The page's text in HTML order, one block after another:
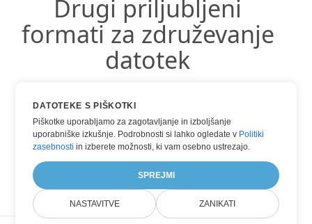
Drugi priljubljeni
formati za združevanje
datotek
Uporabite lahko druge priljubljene formate:
DOC INTO PDF
DATOTEKE S PIŠKOTKI
Piškotke uporabljamo za zagotavljanje in izboljšanje
uporabniške izkušnje. Podrobnosti si lahko ogledate v Politiki
zasebnosti in izberete možnosti, ki vam osebno ustrezajo.
SPREJMI
NASTAVITVE ZANIKATI